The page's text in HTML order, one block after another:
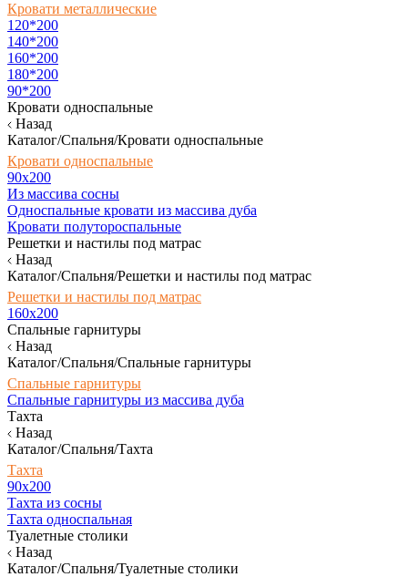
Кровати металлические
120*200
140*200
160*200
180*200
90*200
Кровати односпальные
Назад
Каталог/Спальня/Кровати односпальные
Кровати односпальные
90х200
Из массива сосны
Односпальные кровати из массива дуба
Кровати полутороспальные
Решетки и настилы под матрас
Назад
Каталог/Спальня/Решетки и настилы под матрас
Решетки и настилы под матрас
160х200
Спальные гарнитуры
Назад
Каталог/Спальня/Спальные гарнитуры
Спальные гарнитуры
Спальные гарнитуры из массива дуба
Тахта
Назад
Каталог/Спальня/Тахта
Тахта
90х200
Тахта из сосны
Тахта односпальная
Туалетные столики
Назад
Каталог/Спальня/Туалетные столики